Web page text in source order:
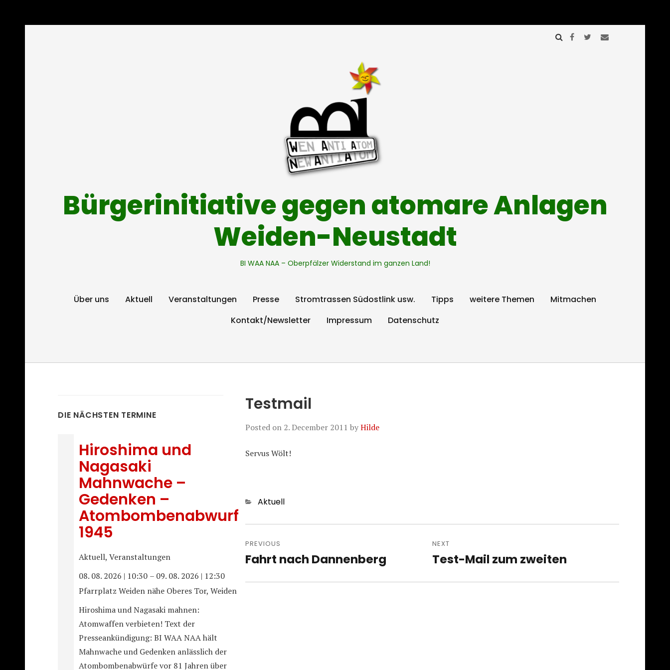
Bürgerinitiative gegen atomare Anlagen
Weiden-Neustadt
BI WAA NAA – Oberpfälzer Widerstand im ganzen Land!
Über uns Aktuell Veranstaltungen Presse Stromtrassen Südostlink usw. Tipps weitere Themen
Mitmachen
Kontakt/Newsletter
Impressum Datenschutz
Testmail
Posted on 2. December 2011 byHilde
Servus Wölt!
Categories
Aktuell
Post
navigation
PREVIOUS
Previous
Fahrt nach Dannenberg
NEXT
Next
Test-Mail zum zweiten
DIE NÄCHSTEN TERMINE
Hiroshima und
Nagasaki
Mahnwache –
Gedenken –
Atombombenabwurf
1945
Aktuell, Veranstaltungen
08. 08. 2026 | 10:30 – 09. 08. 2026 | 12:30
Pfarrplatz Weiden nähe Oberes Tor, Weiden
Hiroshima und Nagasaki mahnen:
Atomwaffen verbieten! Text der
Presseankündigung: BI WAA NAA hält
Mahnwache und Gedenken anlässlich der
Atombombenabwürfe vor 81 Jahren über